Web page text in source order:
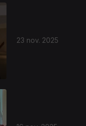
23 nov. 2025